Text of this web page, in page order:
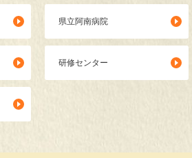
県立阿南病院
研修センター